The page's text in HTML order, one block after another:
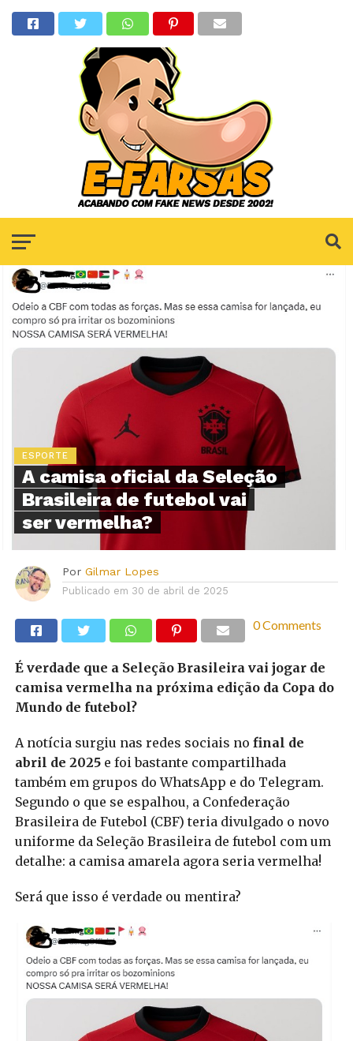
ESPORTE
A camisa oficial da Seleção
Brasileira de futebol vai
ser vermelha?
Por Gilmar Lopes
Publicado em 30 de abril de 2025
0 Comments
É verdade que a Seleção Brasileira vai jogar de
camisa vermelha na próxima edição da Copa do
Mundo de futebol?
A notícia surgiu nas redes sociais no final de
abril de 2025e foi bastante compartilhada
também em grupos do WhatsApp e do Telegram.
Segundo o que se espalhou, a Confederação
Brasileira de Futebol (CBF) teria divulgado o novo
uniforme da Seleção Brasileira de futebol com um
detalhe: a camisa amarela agora seria vermelha!
Será que isso é verdade ou mentira?